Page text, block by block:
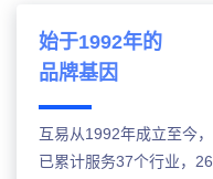
始于1992年的
品牌基因
互易从1992年成立至今，
已累计服务37个行业，26